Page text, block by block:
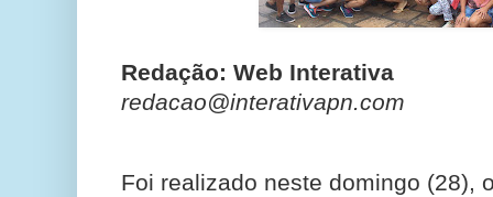
Redação: Web Interativa
redacao@interativapn.com
Foi realizado neste domingo (28),